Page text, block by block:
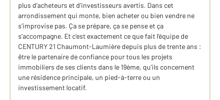
plus d’acheteurs et d’investisseurs avertis. Dans cet
arrondissement qui monte, bien acheter ou bien vendre ne
s’improvise pas. Ça se prépare, ça se pense et ça
s’accompagne. Et c’est exactement ce que fait l’équipe de
CENTURY 21 Chaumont-Laumière depuis plus de trente ans :
être le partenaire de confiance pour tous les projets
immobiliers de ses clients dans le 19ème, qu’ils concernent
une résidence principale, un pied-à-terre ou un
investissement locatif.